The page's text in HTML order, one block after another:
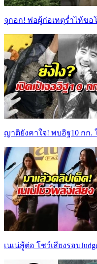
จุกอก! พ่อผู้ก่อเหตุร่ำไห้ขอ
ญาติยังคาใจ! พบอิฐ10 กก.
เนเน่สู้ต่อ โชว์เสียงรอบ